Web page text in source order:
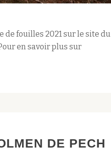
de fouilles 2021 sur le site du
en savoir plus sur
DE PECH